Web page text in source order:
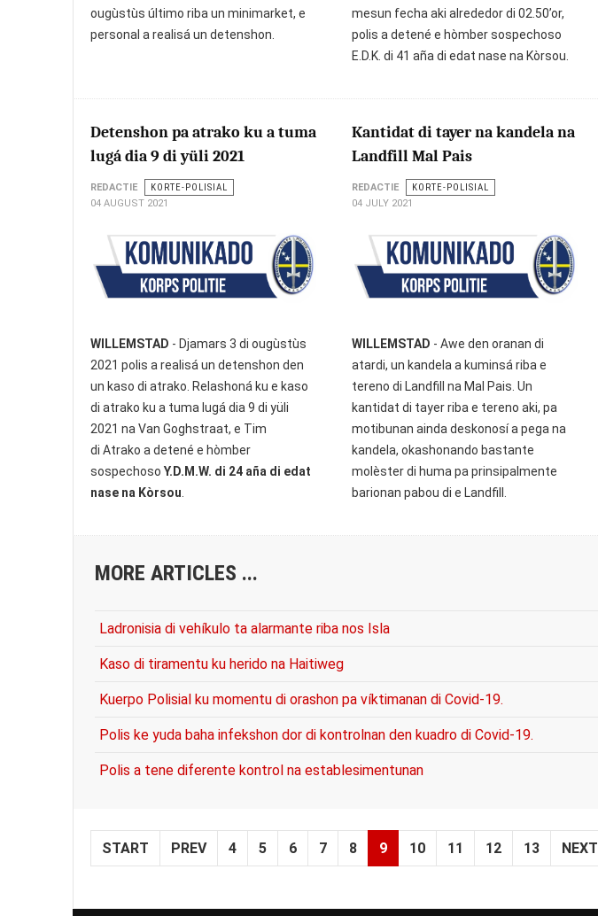
ougùstùs último riba un minimarket, e
personal a realisá un detenshon.
mesun fecha aki alrededor di 02.50’or,
polis a detené e hòmber sospechoso
E.D.K. di 41 aña di edat nase na Kòrsou.
Detenshon pa atrako ku a tuma
lugá dia 9 di yüli 2021
REDACTIE
KORTE-POLISIAL
04 AUGUST 2021
WILLEMSTAD - Djamars 3 di ougùstùs
2021 polis a realisá un detenshon den
un kaso di atrako. Relashoná ku e kaso
di atrako ku a tuma lugá dia 9 di yüli
2021 na Van Goghstraat, e Tim
di Atrako a detené e hòmber
sospechoso Y.D.M.W. di 24 aña di edat
nase na Kòrsou
Kantidat di tayer na kandela na
Landfill Mal Pais
REDACTIE
KORTE-POLISIAL
04 JULY 2021
WILLEMSTAD - Awe den oranan di
atardi, un kandela a kuminsá riba e
tereno di Landfill na Mal Pais. Un
kantidat di tayer riba e tereno aki, pa
motibunan ainda deskonosí a pega na
kandela, okashonando bastante
molèster di huma pa prinsipalmente
barionan pabou di e Landfill.
MORE ARTICLES ...
Ladronisia di vehíkulo ta alarmante riba nos Isla
Kaso di tiramentu ku herido na Haitiweg
Kuerpo Polisial ku momentu di orashon pa víktimanan di Covid-19.
Polis ke yuda baha infekshon dor di kontrolnan den kuadro di Covid-19.
Polis a tene diferente kontrol na establesimentunan
START PREV 4 5 6 7 8 9 10 11 12 13 NEXT